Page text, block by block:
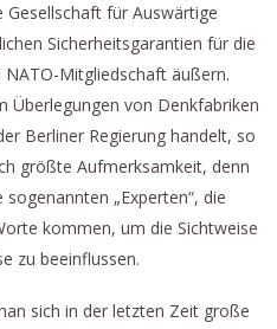
Gesellschaft für Auswärtige
Sicherheitsgarantien für die
Mitgliedschaft äußern.
Überlegungen von Denkfabriken
Berliner Regierung handelt, so
größte Aufmerksamkeit, denn
„Experten“, die
kommen, um die Sichtweise
zu beeinflussen.
sich in der letzten Zeit große